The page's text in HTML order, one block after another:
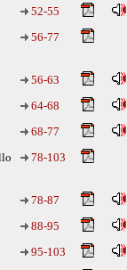
52-55
56-77
56-63
64-68
68-77
78-103
78-87
88-95
95-103